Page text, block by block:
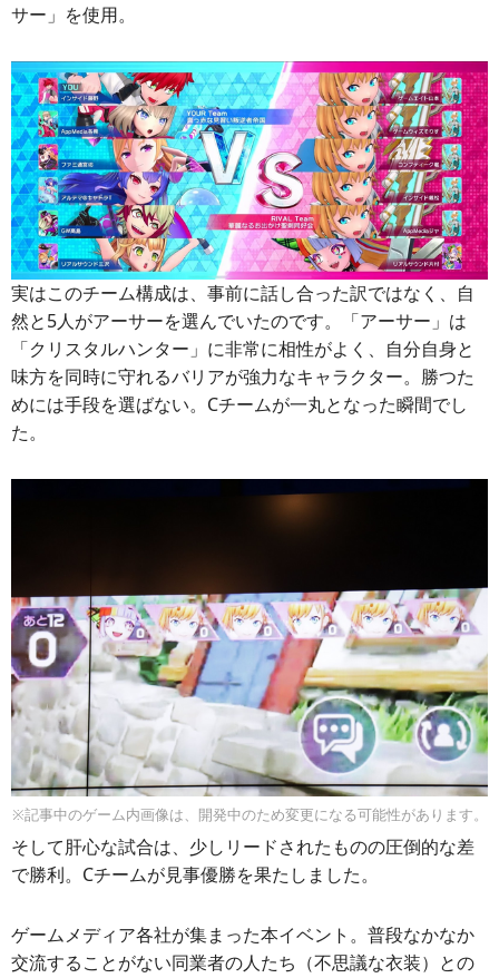
サー」を使用。
実はこのチーム構成は、事前に話し合った訳ではなく、自
然と5人がアーサーを選んでいたのです。「アーサー」は
「クリスタルハンター」に非常に相性がよく、自分自身と
味方を同時に守れるバリアが強力なキャラクター。勝つた
めには手段を選ばない。Cチームが一丸となった瞬間でし
た。
※記事中のゲーム内画像は、開発中のため変更になる可能性があります。
そして肝心な試合は、少しリードされたものの圧倒的な差
で勝利。Cチームが見事優勝を果たしました。
ゲームメディア各社が集まった本イベント。普段なかなか
交流することがない同業者の人たち（不思議な衣装）との